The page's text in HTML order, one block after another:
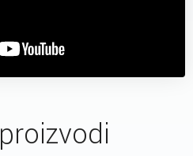
proizvodi